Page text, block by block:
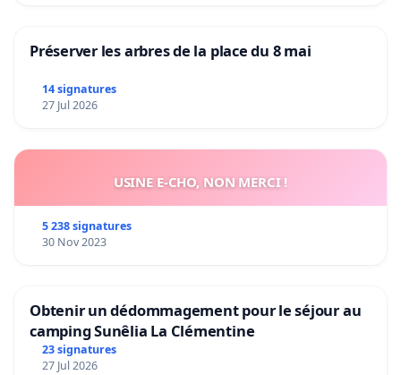
Préserver les arbres de la place du 8 mai
14 signatures
27 Jul 2026
USINE E-CHO, NON MERCI !
5 238 signatures
30 Nov 2023
Obtenir un dédommagement pour le séjour au
camping Sunêlia La Clémentine
23 signatures
27 Jul 2026